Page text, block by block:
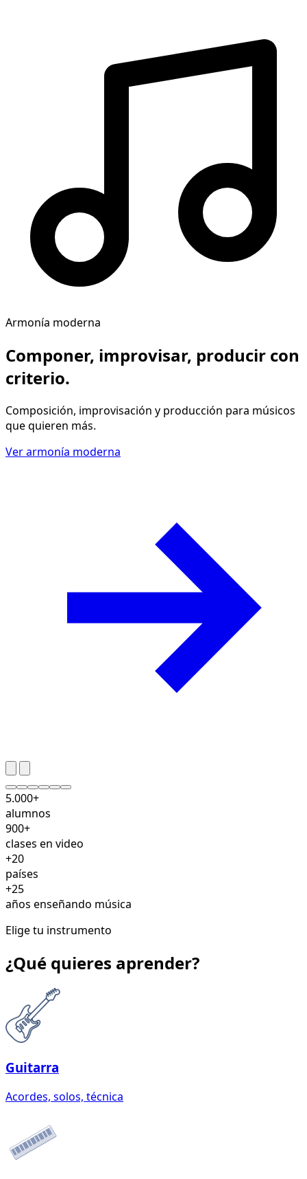
Armonía moderna
Componer, improvisar, producir con
criterio.
Composición, improvisación y producción para músicos
que quieren más.
Ver armonía moderna
5.000+
alumnos
900+
clases en video
+20
países
+25
años enseñando música
Elige tu instrumento
¿Qué quieres aprender?
Guitarra
Acordes, solos, técnica